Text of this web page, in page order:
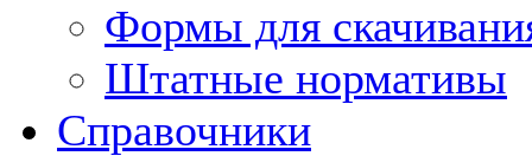
Формы для
Штатные нормативы
Справочники